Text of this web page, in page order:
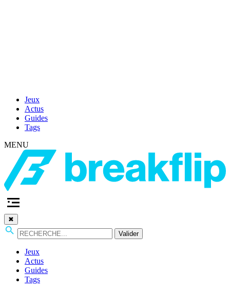
Jeux
Actus
Guides
Tags
MENU
✖
Valider
Jeux
Actus
Guides
Tags